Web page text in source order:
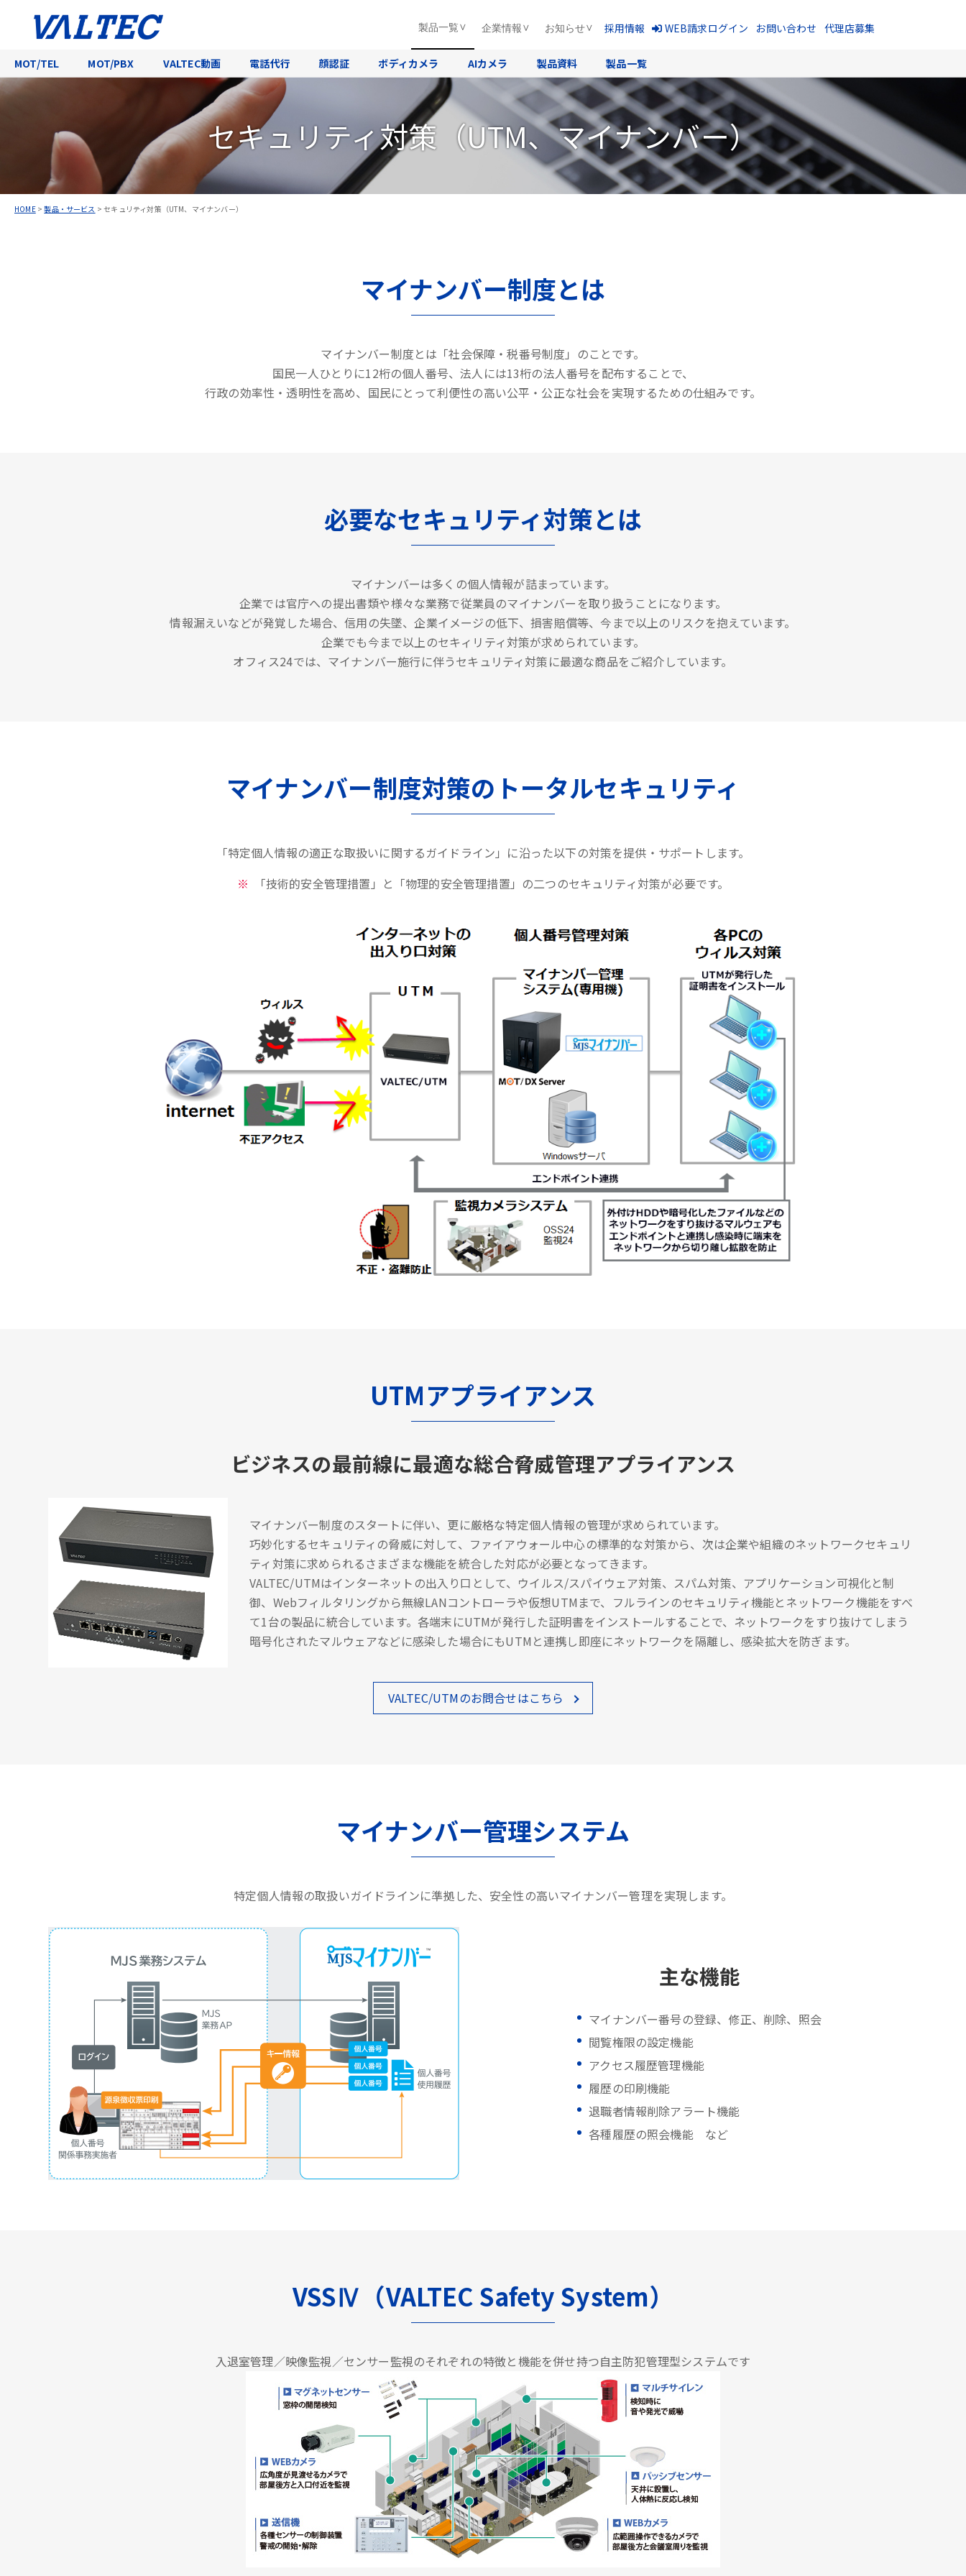
製品一覧
MOT/TEL MOT/PBX VALTEC動画 電話代行 顔認証 ボディカメラ AIカメラ 製品資料 製品一覧
企業情報 お知らせ 採用情報 WEB請求ログイン お問い合わせ 代理店募集
HOME>製品・サービス >セキュリティ対策（UTM、マイナンバー）
セキュリティ対策（UTM、マイナンバー）
マイナンバー制度とは
マイナンバー制度とは「社会保障・税番号制度」のことです。
国民一人ひとりに12桁の個人番号、法人には13桁の法人番号を配布することで、
行政の効率性・透明性を高め、国民にとって利便性の高い公平・公正な社会を実現するための仕組みです。
必要なセキュリティ対策とは
マイナンバーは多くの個人情報が詰まっています。
企業では官庁への提出書類や様々な業務で従業員のマイナンバーを取り扱うことになります。
情報漏えいなどが発覚した場合、信用の失墜、企業イメージの低下、損害賠償等、今まで以上のリスクを抱えています。
企業でも今まで以上のセキィリティ対策が求められています。
オフィス24では、マイナンバー施行に伴うセキュリティ対策に最適な商品をご紹介しています。
マイナンバー制度対策のトータルセキュリティ
「特定個人情報の適正な取扱いに関するガイドライン」に沿った以下の対策を提供・サポートします。
「技術的安全管理措置」と「物理的安全管理措置」の二つのセキュリティ対策が必要です。
UTMアプライアンス
ビジネスの最前線に最適な総合脅威管理アプライアンス
マイナンバー制度のスタートに伴い、更に厳格な特定個人情報の管理が求められています。
巧妙化するセキュリティの脅威に対して、ファイアウォール中心の標準的な対策から、次は企業や組織のネットワークセキュリ
ティ対策に求められるさまざまな機能を統合した対応が必要となってきます。
VALTEC/UTMはインターネットの出入り口として、ウイルス/スパイウェア対策、スパム対策、アプリケーション可視化と制
御、Webフィルタリングから無線LANコントローラや仮想UTMまで、フルラインのセキュリティ機能とネットワーク機能をすべ
て1台の製品に統合しています。各端末にUTMが発行した証明書をインストールすることで、ネットワークをすり抜けてしまう
暗号化されたマルウェアなどに感染した場合にもUTMと連携し即座にネットワークを隔離し、感染拡大を防ぎます。
VALTEC/UTMのお問合せはこちら
マイナンバー管理システム
特定個人情報の取扱いガイドラインに準拠した、安全性の高いマイナンバー管理を実現します。
主な機能
マイナンバー番号の登録、修正、削除、照会
閲覧権限の設定機能
アクセス履歴管理機能
履歴の印刷機能
退職者情報削除アラート機能
各種履歴の照会機能 など
VSSⅣ（VALTEC Safety System）
入退室管理／映像監視／センサー監視のそれぞれの特徴と機能を併せ持つ自主防犯管理型システムです